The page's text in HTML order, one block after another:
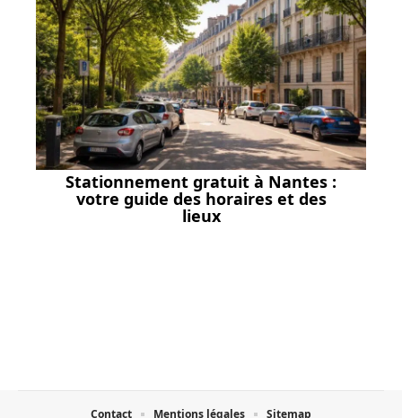
Stationnement gratuit à Nantes :
votre guide des horaires et des
lieux
Contact Mentions légales Sitemap